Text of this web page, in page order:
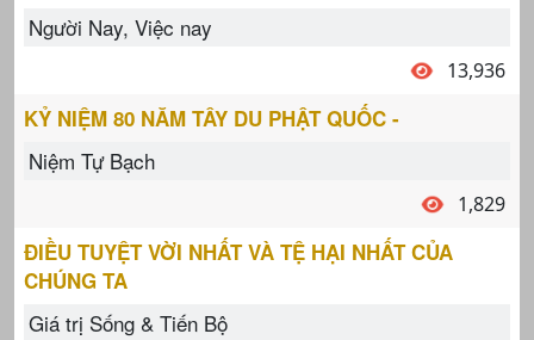
Người Nay, Việc nay
13,936
KỶ NIỆM 80 NĂM TÂY DU PHẬT QUỐC -
Niệm Tự Bạch
1,829
ĐIỀU TUYỆT VỜI NHẤT VÀ TỆ HẠI NHẤT CỦA
CHÚNG TA
Giá trị Sống & Tiến Bộ